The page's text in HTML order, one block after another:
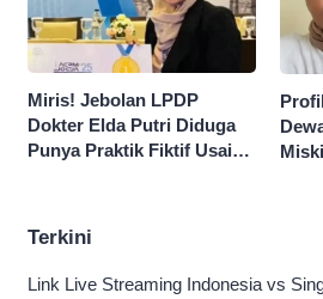
Miris! Jebolan LPDP
Dokter Elda Putri Diduga
Punya Praktik Fiktif Usai
Terkini
Link Live Streaming Indonesia vs